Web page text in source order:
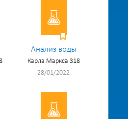
Анализ воды
Карла Маркса 318
28/01/2022